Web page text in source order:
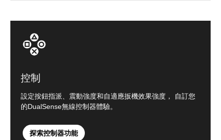
控制
設定按鈕指派、震動強度和自適應扳機效果強度， 自訂您
的DualSense無線控制器體驗。
探索控制器功能